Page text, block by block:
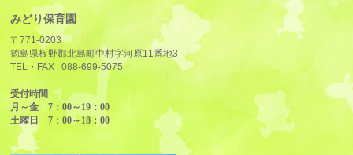
みどり保育園
〒771-0203
徳島県板野郡北島町中村字河原11番地3
TEL・FAX :088-699-5075
受付時間
月～金 7：00～19：00
土曜日 7：00～18：00